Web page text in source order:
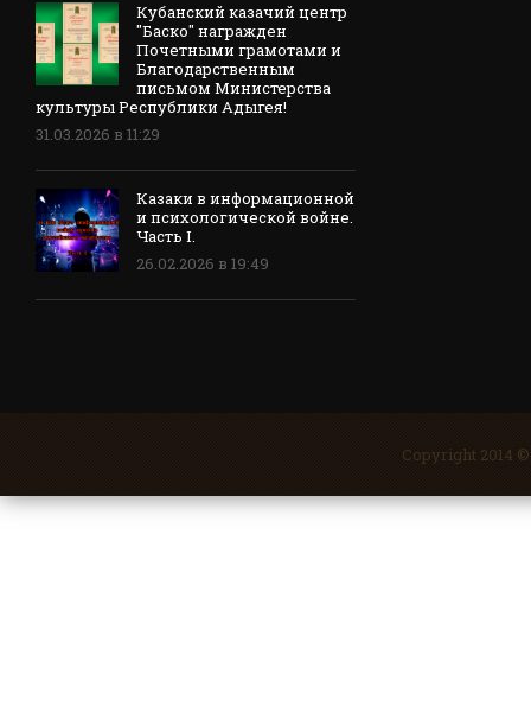
Кубанский казачий центр
"Баско" награжден
Почетными грамотами и
Благодарственным
письмом Министерства
культуры Республики Адыгея!
31.03.2026 в 11:29
Казаки в информационной
и психологической войне.
Часть I.
26.02.2026 в 19:49
Copyright 2014